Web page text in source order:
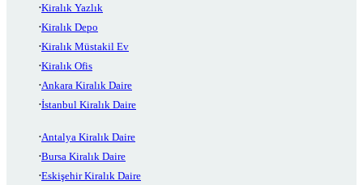
Kiralık Yazlık
Kiralık Depo
Kiralık Müstakil Ev
Kiralık Ofis
Ankara Kiralık Daire
İstanbul Kiralık Daire
Antalya Kiralık Daire
Bursa Kiralık Daire
Eskişehir Kiralık Daire